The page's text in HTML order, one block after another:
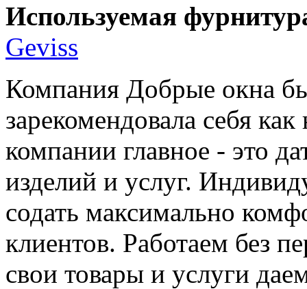
Используемая
Geviss
Компания Добрые окна
зарекомендовала себя
компании главное - это
изделий и услуг.
содать максимально
клиентов. Работаем без
свои товары и услуги